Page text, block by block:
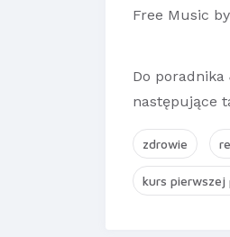
Free Music
Do poradnika
następujące
zdrowie
kurs pierwszej